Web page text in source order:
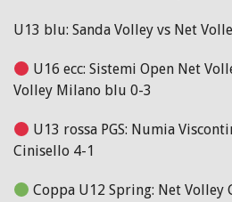
U13 blu: Sanda Volley vs Net
U16 ecc: Sistemi Open Net
Volley Milano blu 0-3
U13 rossa PGS: Numia
Cinisello 4-1
Coppa U12 Spring: Net Volley